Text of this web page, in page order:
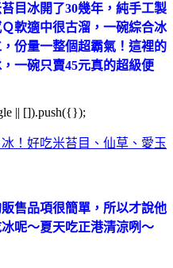
目冰開了30幾年，純手工製
軟適中很古溜，一碗綜合冰
份量一整個超霸氣！這裡的
一碗只賣45元真的超級便
|| []).push({});
售品項很簡單，所以才說他
呢～夏天吃正港清涼咧～